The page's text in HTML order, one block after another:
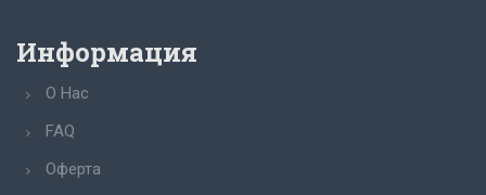
Информация
О Нас
FAQ
Оферта